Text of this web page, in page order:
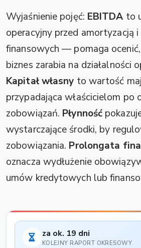
Wyjaśnienie pojęć: EBITDA to
operacyjny przed amortyzacją
finansowych — pomaga
biznes zarabia na działalności
Kapitał własny to wartość
przypadająca właścicielom po
zobowiązań. Płynność
wystarczające środki, by
zobowiązania. Prolongata
oznacza wydłużenie
umów kredytowych lub
za ok. 19 dni
KOLEJNY RAPORT OKRESOWY